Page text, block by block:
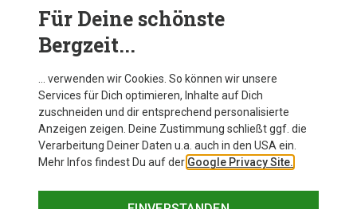
Du sparst 26%
Picture
Herren Journy 19 Badeshorts
64,95 €
Für Deine schönste
Bergzeit...
… verwenden wir Cookies. So können wir unsere
Services für Dich optimieren, Inhalte auf Dich
zuschneiden und dir entsprechend personalisierte
Anzeigen zeigen. Deine Zustimmung schließt ggf. die
Verarbeitung Deiner Daten u.a. auch in den USA ein.
Mehr Infos findest Du auf der Google Privacy Site.